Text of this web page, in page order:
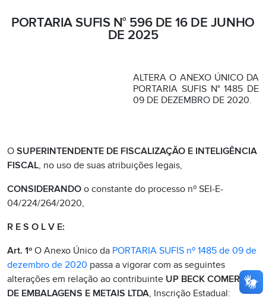
PORTARIA SUFIS N° 596 DE 16 DE JUNHO
DE 2025
ALTERA O ANEXO ÚNICO DA
PORTARIA SUFIS N° 1485 DE
09 DE DEZEMBRO DE 2020.
O SUPERINTENDENTE DE FISCALIZAÇÃO E INTELIGÊNCIA
FISCAL, no uso de suas atribuições legais,
CONSIDERANDO o constante do processo nº SEI-E-
04/224/264/2020,
R E S O L V E:
Art. 1º O Anexo Único da PORTARIA SUFIS nº 1485 de 09 de
dezembro de 2020 passa a vigorar com as seguintes
alterações em relação ao contribuinte UP BECK COMERCIO
DE EMBALAGENS E METAIS LTDA, Inscrição Estadual: